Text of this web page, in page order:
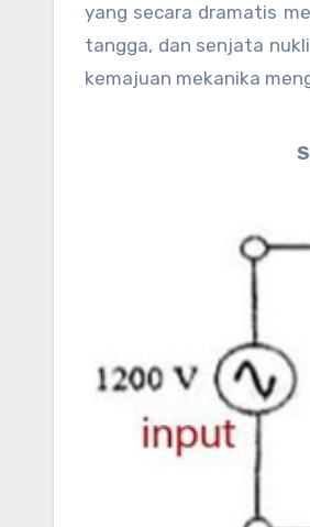
yang secara dramatis
tangga, dan senjata
kemajuan mekanika